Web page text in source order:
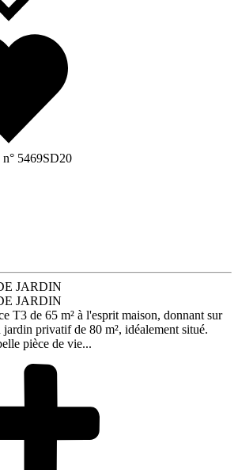
n° 5469SD20
JARDIN
JARDIN
T3 de 65 m² à l'esprit maison, donnant sur
jardin privatif de 80 m², idéalement situé.
pièce de vie...